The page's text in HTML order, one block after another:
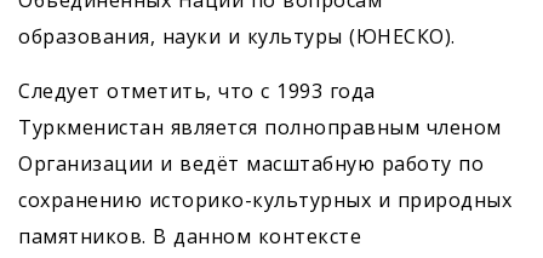
образования, науки и культуры (ЮНЕСКО).
Следует отметить, что с 1993 года
Туркменистан является полноправным членом
Организации и ведёт масштабную работу по
сохранению историко-культурных и природных
памятников. В данном контексте